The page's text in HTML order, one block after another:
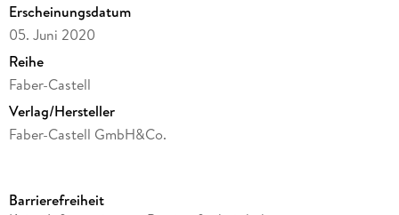
Erscheinungsdatum
05. Juni 2020
Reihe
Faber-Castell
Verlag/Hersteller
Faber-Castell GmbH&Co.
Größe (L/B/H)
Barrierefreiheit